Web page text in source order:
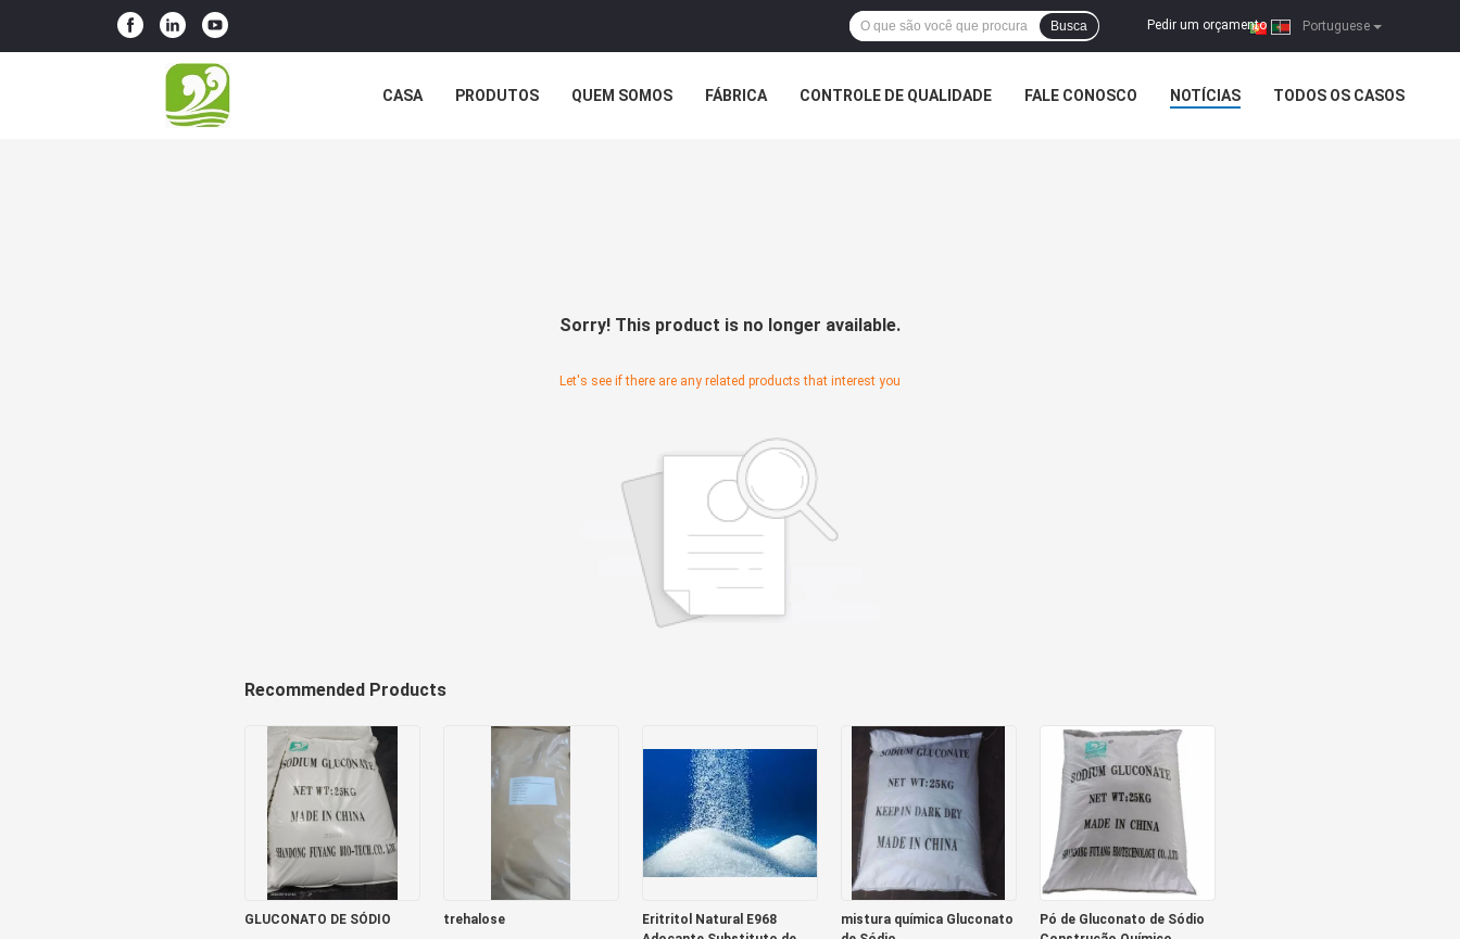
Portuguese
Pedir um orçamento |
Busca
CASA PRODUTOS QUEM SOMOS FÁBRICA CONTROLE DE QUALIDADE FALE CONOSCO NOTÍCIAS TODOS OS CASOS
Sorry! This product is no longer available.
Let's see if there are any related products that interest you
Recommended Products
GLUCONATO DE SÓDIO trehalose
Eritritol Natural E968
mistura química Gluconato
Pó de Gluconato de Sódio